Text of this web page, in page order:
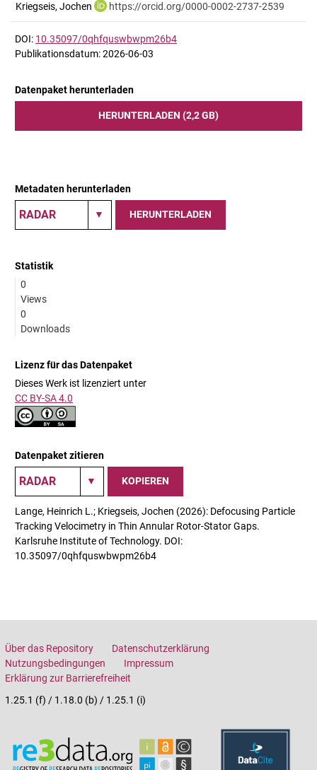
Kriegseis, Jochen https://orcid.org/0000-0002-2737-2539
DOI: 10.35097/0qhfquswbwpm26b4
Publikationsdatum: 2026-06-03
Datenpaket herunterladen
HERUNTERLADEN (2,2 GB)
Metadaten herunterladen
HERUNTERLADEN
Statistik
0
Views
0
Downloads
Lizenz für das Datenpaket
Dieses Werk ist lizenziert unter
CC BY-SA 4.0
Datenpaket zitieren
KOPIEREN
Lange, Heinrich L.; Kriegseis, Jochen (2026): Defocusing Particle
Tracking Velocimetry in Thin Annular Rotor-Stator Gaps.
Karlsruhe Institute of Technology. DOI:
10.35097/0qhfquswbwpm26b4
Über das Repository
Datenschutzerklärung
Nutzungsbedingungen
Impressum
Erklärung zur Barrierefreiheit
1.25.1 (f) / 1.18.0 (b) / 1.25.1 (i)